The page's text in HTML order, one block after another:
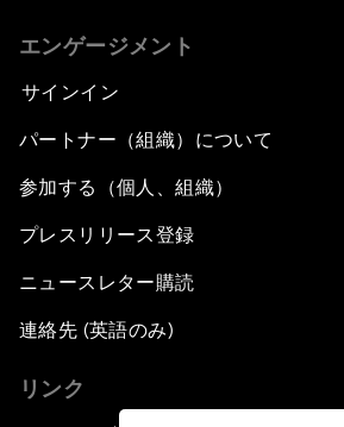
エンゲージメント
サインイン
パートナー（組織）について
参加する（個人、組織）
プレスリリース登録
ニュースレター購読
連絡先 (英語のみ)
リンク